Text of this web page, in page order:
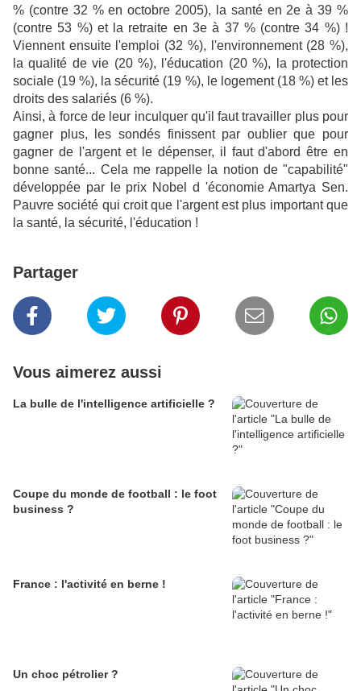
% (contre 32 % en octobre 2005), la santé en 2e à 39 %
(contre 53 %) et la retraite en 3e à 37 % (contre 34 %) !
Viennent ensuite l'emploi (32 %), l'environnement (28 %),
la qualité de vie (20 %), l'éducation (20 %), la protection
sociale (19 %), la sécurité (19 %), le logement (18 %) et les
droits des salariés (6 %).
Ainsi, à force de leur inculquer qu'il faut travailler plus pour
gagner plus, les sondés finissent par oublier que pour
gagner de l'argent et le dépenser, il faut d'abord être en
bonne santé... Cela me rappelle la notion de "capabilité"
développée par le prix Nobel d 'économie Amartya Sen.
Pauvre société qui croit que l'argent est plus important que
la santé, la sécurité, l'éducation !
Partager
Vous aimerez aussi
La bulle de l'intelligence artificielle ?
Coupe du monde de football : le foot
business ?
France : l'activité en berne !
Un choc pétrolier ?